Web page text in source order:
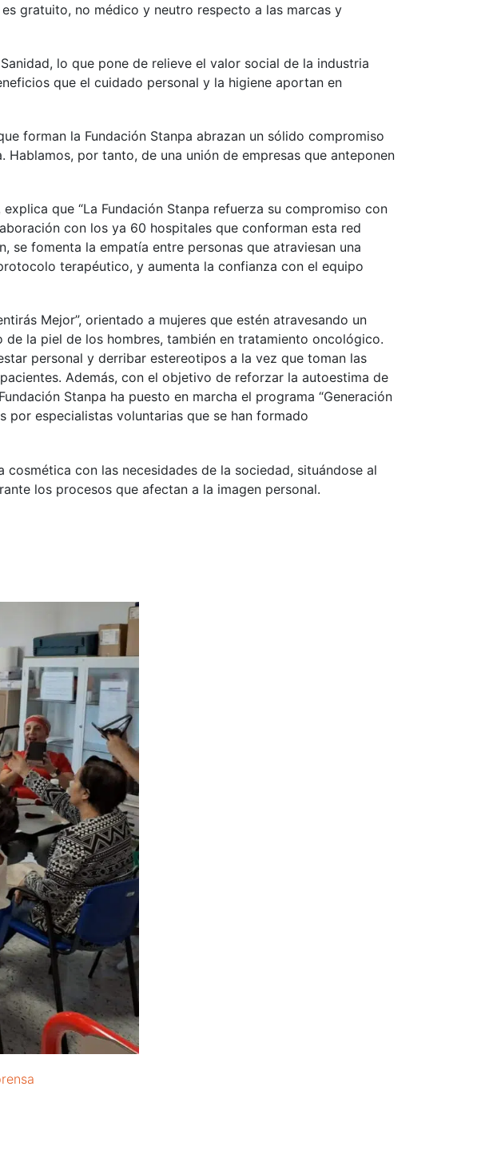
gratuito, no médico y neutro respecto a las marcas y
lo que pone de relieve el valor social de la industria
que el cuidado personal y la higiene aportan en
forman la Fundación Stanpa abrazan un sólido compromiso
por tanto, de una unión de empresas que anteponen
que “La Fundación Stanpa refuerza su compromiso con
con los ya 60 hospitales que conforman esta red
se fomenta la empatía entre personas que atraviesan una
terapéutico, y aumenta la confianza con el equipo
Mejor”, orientado a mujeres que estén atravesando un
de la piel de los hombres, también en tratamiento oncológico.
personal y derribar estereotipos a la vez que toman las
Además, con el objetivo de reforzar la autoestima de
Stanpa ha puesto en marcha el programa “Generación
por especialistas voluntarias que se han formado
con las necesidades de la sociedad, situándose al
los procesos que afectan a la imagen personal.